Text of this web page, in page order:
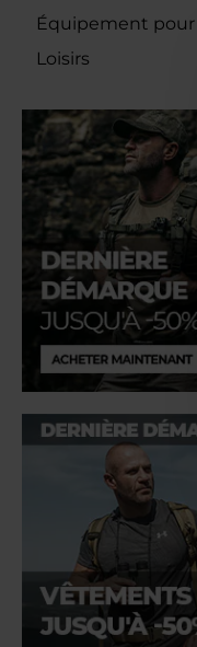
Équipement
Loisirs